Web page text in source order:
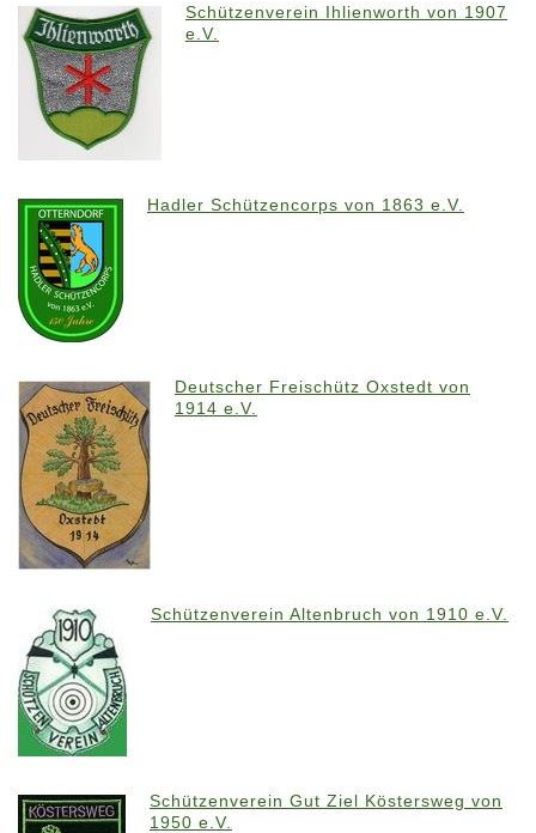
Schützenverein Ihlienworth von 1907
e.V.
Hadler Schützencorps von 1863 e.V.
Deutscher Freischütz Oxstedt von
1914 e.V.
Schützenverein Altenbruch von 1910 e.V.
Schützenverein Gut Ziel Köstersweg von
1950 e.V.